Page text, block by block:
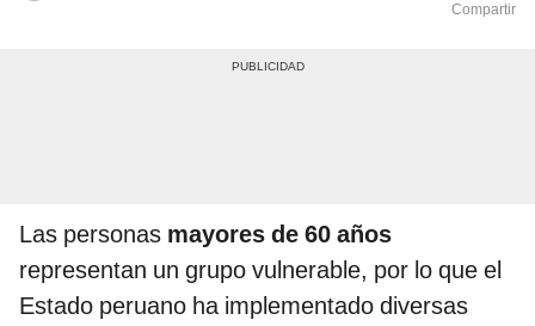
Compartir
Las personas mayores de 60 años
representan un grupo vulnerable, por lo que el
Estado peruano ha implementado diversas